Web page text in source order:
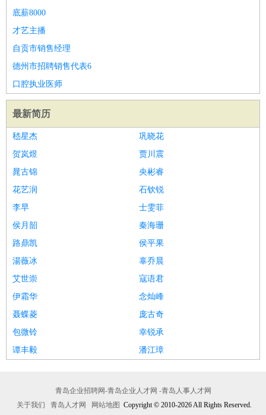
底薪8000
才艺主播
自贡市销售经理
德州市招聘销售代表6
口腔执业医师
最新简历
嵇星杰
巩晓花
贺岚煜
贾川震
晁古锦
央彬睿
花艺润
石钦锐
李早
士雯菲
侯月韶
秦海珊
路鼎凯
侯平果
湯薇冰
辜乔晨
艾世崇
寇语君
伊霜华
念灿峰
聂蝶菱
庞古奇
包微铃
幸锐承
谭丰毅
潘江璋
青岛企业招聘网-青岛企业人才网 -青岛人事人才网
关于我们
青岛人才网 网站地图 Copyright © 2010-2026 All Rights Reserved.